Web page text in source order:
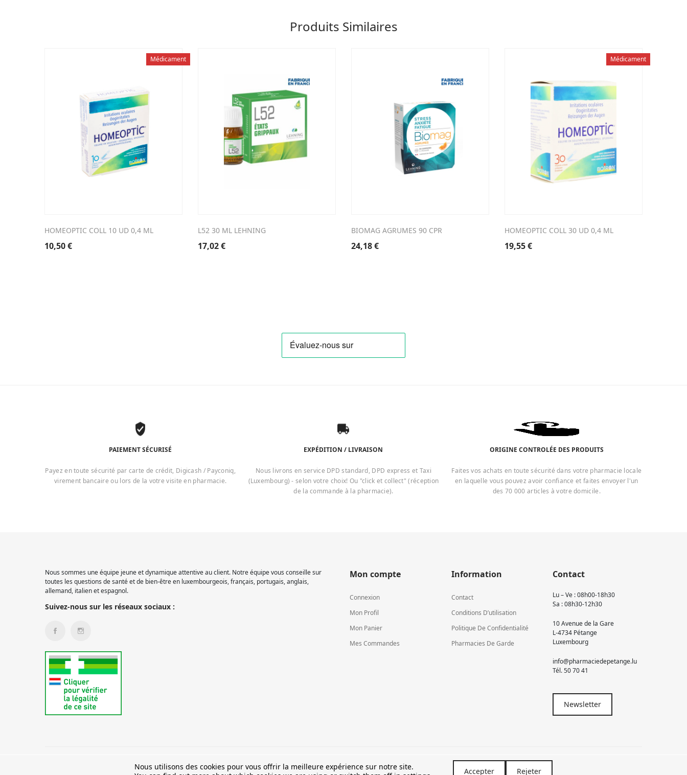
Produits Similaires
Médicament
HOMEOPTIC COLL 10 UD 0,4 ML
10,50€
L52 30 ML LEHNING
17,02€
BIOMAG AGRUMES 90 CPR
24,18€
Médicament
HOMEOPTIC COLL 30 UD 0,4 ML
19,55€
PAIEMENT SÉCURISÉ
Payez en toute sécurité par carte de crédit, Digicash / Payconiq,
virement bancaire ou lors de la votre visite en pharmacie.
EXPÉDITION / LIVRAISON
Nous livrons en service DPD standard, DPD express et Taxi
(Luxembourg) - selon votre choix! Ou "click et collect" (réception
de la commande à la pharmacie).
ORIGINE CONTROLÉE DES PRODUITS
Faites vos achats en toute sécurité dans votre pharmacie locale
en laquelle vous pouvez avoir confiance et faites envoyer l'un
des 70 000 articles à votre domicile.
Nous sommes une équipe jeune et dynamique attentive au client. Notre équipe vous conseille sur
toutes les questions de santé et de bien-être en luxembourgeois, français, portugais, anglais,
allemand, italien et espagnol.
Suivez-nous sur les réseaux sociaux :
Mon compte
Connexion
Mon Profil
Mon Panier
Mes Commandes
Information
Contact
Conditions D’utilisation
Politique De Confidentialité
Pharmacies De Garde
Contact
Lu – Ve : 08h00-18h30
Sa : 08h30-12h30
10 Avenue de la Gare
L-4734 Pétange
Luxembourg
info@pharmaciedepetange.lu
Tél.50 70 41
Newsletter
TVA LU15581262
Nous utilisons des cookies pour vous offrir la meilleure expérience sur notre site.
Accepter Rejeter